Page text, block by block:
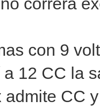
con 9
12 CC la
CC